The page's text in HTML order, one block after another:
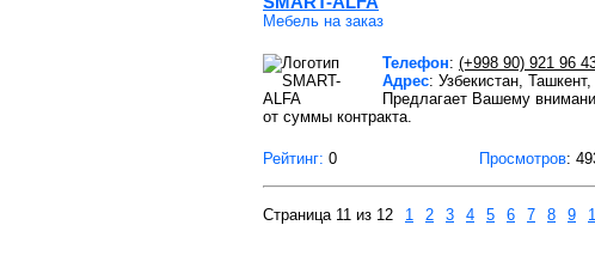
Мебель на заказ
Телефон: (+998 90) 921 96
Адрес: Узбекистан,
Предлагает Вашему
от суммы контракта.
Рейтинг: 0 Просмотров:
Страница 11 из 12 1 2 3 4 5 6 7 8 9